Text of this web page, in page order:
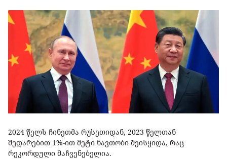
2024 წელს ჩინეთმა რუსეთიდან, 2023 წელთან
შედარებით 1%-ით მეტი ნავთობი შეისყიდა, რაც
რეკორდული მაჩვენებელია.